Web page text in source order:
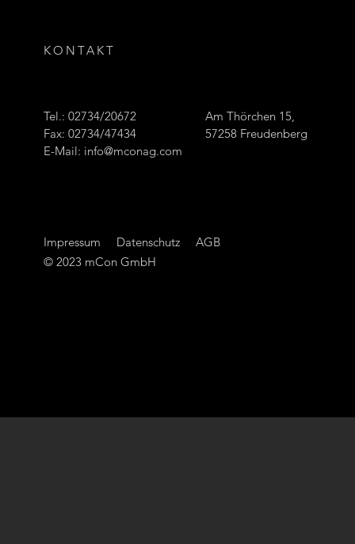
KONTAKT
Tel.: 02734/20672
Fax: 02734/47434
E-Mail: info@mconag.com
Am Thörchen 15,
57258 Freudenberg
Impressum Datenschutz
AGB
© 2023 mCon GmbH